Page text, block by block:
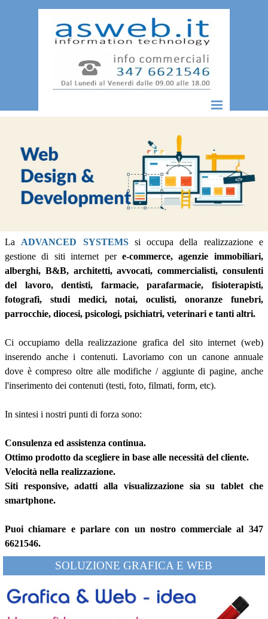
La ADVANCED SYSTEMSsi occupa della realizzazione e
gestione di siti internet per e-commerce, agenzie immobiliari,
alberghi, B&B, architetti, avvocati, commercialisti, consulenti
del lavoro, dentisti, farmacie, parafarmacie, fisioterapisti,
fotografi, studi medici, notai, oculisti, onoranze funebri,
parrocchie, diocesi, psicologi, psichiatri, veterinari e tanti altri.
Ci occupiamo della realizzazione grafica del sito internet (web)
inserendo anche i contenuti. Lavoriamo con un canone annuale
dove è compreso oltre alle modifiche / aggiunte di pagine, anche
l'inserimento dei contenuti (testi, foto, filmati, form, etc).
In sintesi i nostri punti di forza sono:
Consulenza ed assistenza continua.
Ottimo prodotto da scegliere in base alle necessità del cliente.
Velocità nella realizzazione.
Siti responsive, adatti alla visualizzazione sia su tablet che
smartphone.
Puoi chiamare e parlare con un nostro commerciale al 347
6621546.
SOLUZIONE GRAFICA E WEB